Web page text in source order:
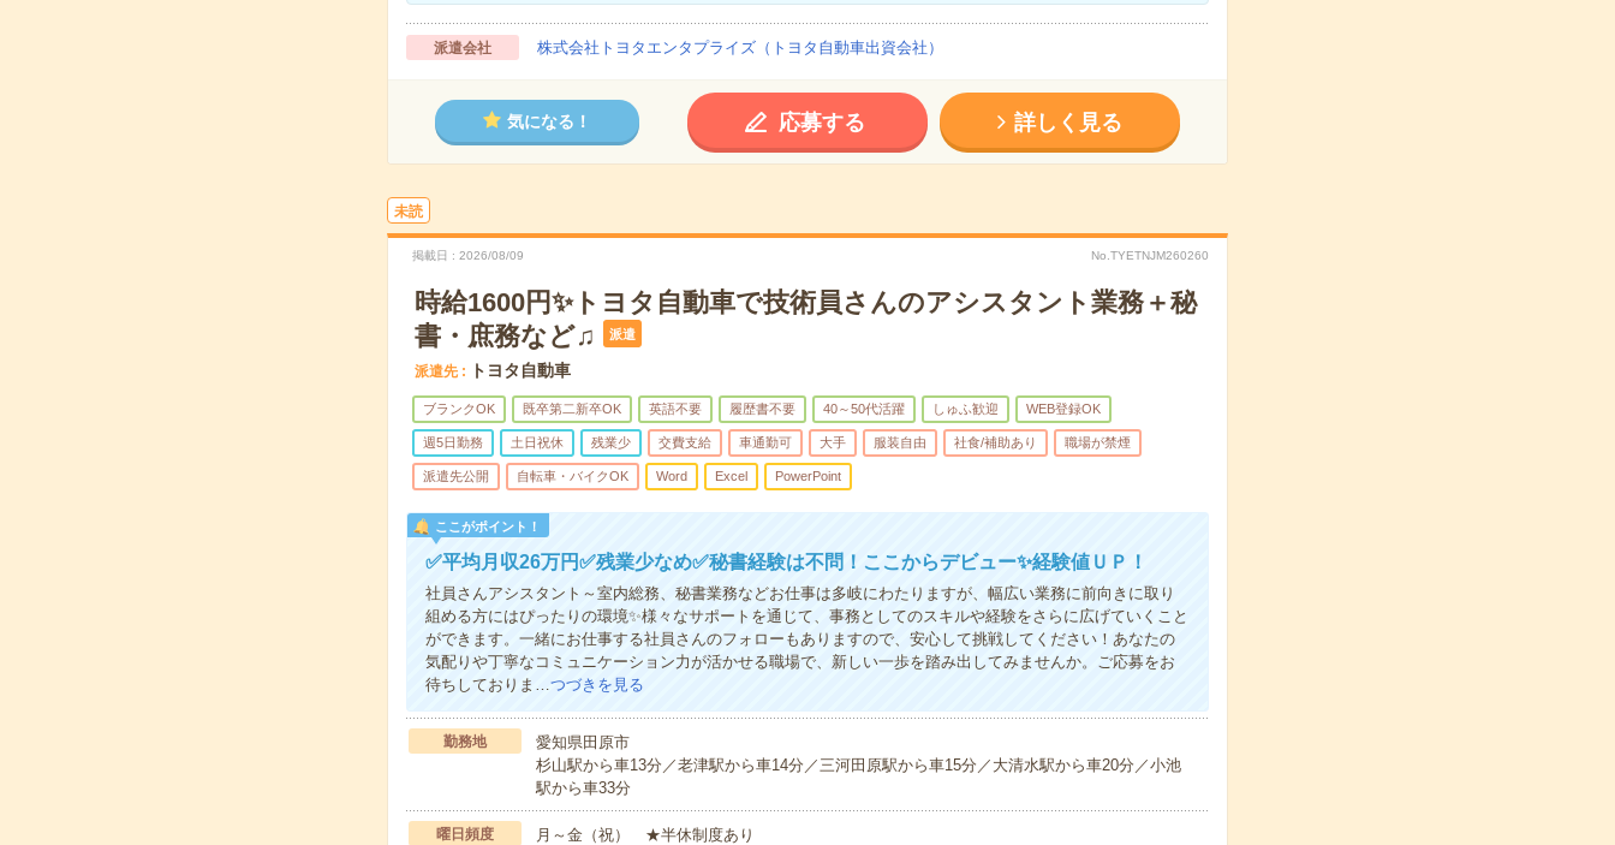
派遣会社 株式会社トヨタエンタプライズ（トヨタ自動車出資会社）
気になる！ 応募する 詳しく見る
未読
掲載日 2026/08/09 No.TYETNJM260260
時給1600円✨トヨタ自動車で技術員さんのアシスタント業務＋秘
書・庶務など♫
派遣
派遣先 トヨタ自動車
ブランクOK 既卒第二新卒OK 英語不要 履歴書不要 40～50代活躍 しゅふ歓迎 WEB登録OK
週5日勤務 土日祝休 残業少 交費支給 車通勤可 大手 服装自由 社食/補助あり 職場が禁煙
派遣先公開 自転車・バイクOK Word Excel PowerPoint
ここがポイント！
✅平均月収26万円✅残業少なめ✅秘書経験は不問！ここからデビュー✨経験値ＵＰ！
社員さんアシスタント～室内総務、秘書業務などお仕事は多岐にわたりますが、幅広い業務に前向きに取り
組める方にはぴったりの環境✨様々なサポートを通じて、事務としてのスキルや経験をさらに広げていくこと
ができます。一緒にお仕事する社員さんのフォローもありますので、安心して挑戦してください！あなたの
気配りや丁寧なコミュニケーション力が活かせる職場で、新しい一歩を踏み出してみませんか。ご応募をお
待ちしておりま…つづきを見る
勤務地
愛知県田原市
杉山駅から車13分／老津駅から車14分／三河田原駅から車15分／大清水駅から車20分／小池
駅から車33分
曜日頻度 月～金（祝） ★半休制度あり